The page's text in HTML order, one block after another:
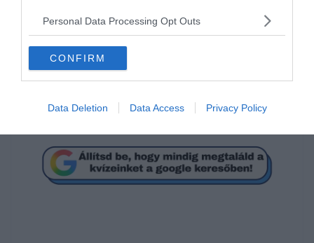
Personal Data Processing Opt Outs
CONFIRM
Data Deletion Data Access Privacy Policy
9
-30
12